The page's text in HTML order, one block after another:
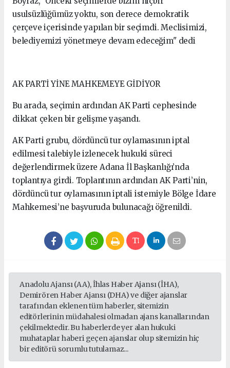
usulsüzlüğümüz yoktu, son derece demokratik
çerçeve içerisinde yapılan bir seçimdi. Meclisimizi,
belediyemizi yönetmeye devam edeceğim" dedi
AK PARTİ YİNE MAHKEMEYE GİDİYOR
Bu arada, seçimin ardından AK Parti cephesinde
dikkat çeken bir gelişme yaşandı.
AK Parti grubu, dördüncü tur oylamasının iptal
edilmesi talebiyle izlenecek hukuki süreci
değerlendirmek üzere Adana İl Başkanlığı’nda
toplantıya girdi. Toplantının ardından AK Parti’nin,
dördüncü tur oylamasının iptali istemiyle Bölge İdare
Mahkemesi’ne başvuruda bulunacağı öğrenildi.
Anadolu Ajansı (AA), İhlas Haber Ajansı (İHA),
Demirören Haber Ajansı (DHA) ve diğer ajanslar
tarafından eklenen tüm haberler, sitemizin
editörlerinin müdahalesi olmadan ajans kanallarından
çekilmektedir. Bu haberlerde yer alan hukuki
muhataplar haberi geçen ajanslar olup sitemizin hiç
bir editörü sorumlu tutulamaz...